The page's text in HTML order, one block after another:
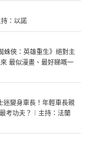
持：以諾
蛛俠：英雄重生》絕對主
最似漫畫、最好睇嘅一
迷變身車長！年輕車長親
考功夫？︱主持：法蘭